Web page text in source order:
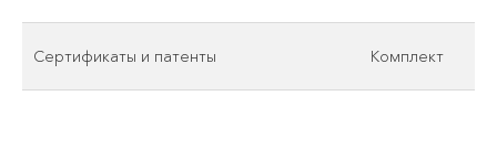
Сертификаты и патенты Комплект